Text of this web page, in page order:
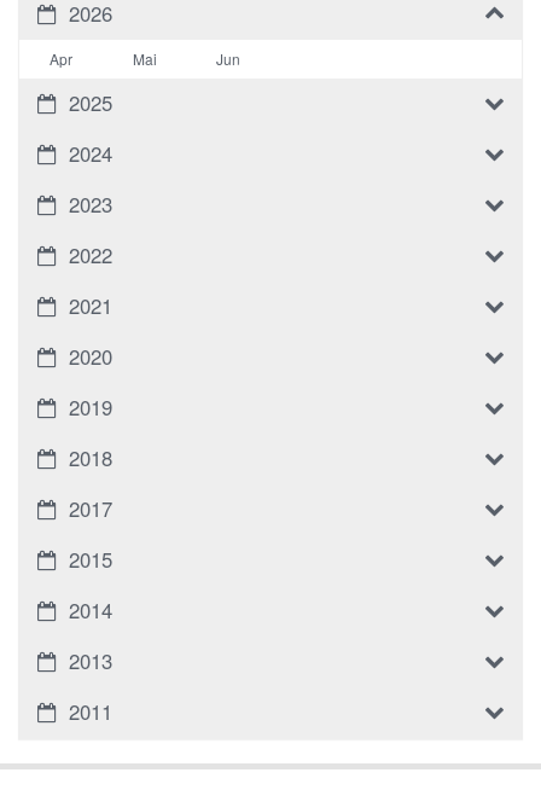
2026
Apr Mai Jun
2025
2024
2023
2022
2021
2020
2019
2018
2017
2015
2014
2013
2011